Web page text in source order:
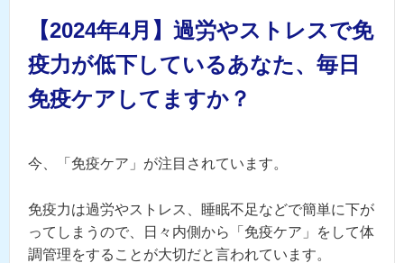
【2024年4月】過労やストレスで免
疫力が低下しているあなた、毎日
免疫ケアしてますか？
今、「免疫ケア」が注目されています。
免疫力は過労やストレス、睡眠不足などで簡単に下が
ってしまうので、日々内側から「免疫ケア」をして体
調管理をすることが大切だと言われています。